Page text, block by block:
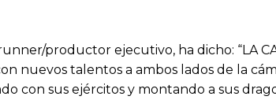
productor ejecutivo, ha dicho: “LA
nuevos talentos a ambos lados de la
con sus ejércitos y montando a sus